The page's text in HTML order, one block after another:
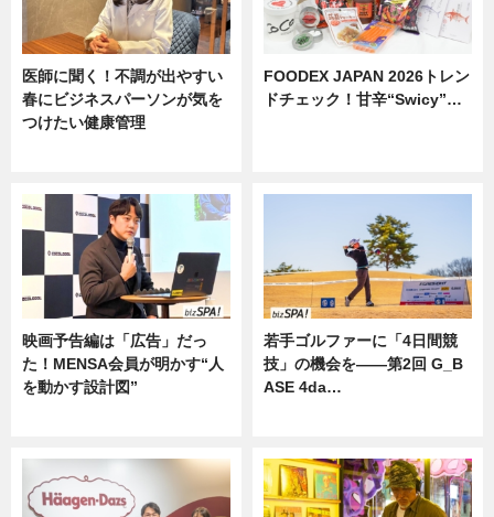
医師に聞く！不調が出やすい
春にビジネスパーソンが気を
つけたい健康管理
FOODEX JAPAN 2026トレン
ドチェック！甘辛“Swicy”…
映画予告編は「広告」だっ
た！MENSA会員が明かす“人
を動かす設計図”
若手ゴルファーに「4日間競
技」の機会を——第2回 G_B
ASE 4da…